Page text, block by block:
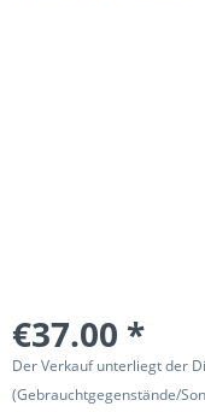
€37.00 *
Der Verkauf unterliegt der
(Gebrauchtgegenstände/